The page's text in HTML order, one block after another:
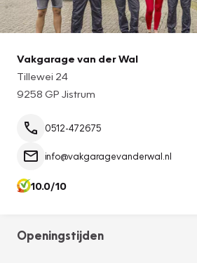
Vakgarage van der Wal
Tillewei 24
9258 GP Jistrum
0512-472675
info@vakgaragevanderwal.nl
10.0/10
Openingstijden